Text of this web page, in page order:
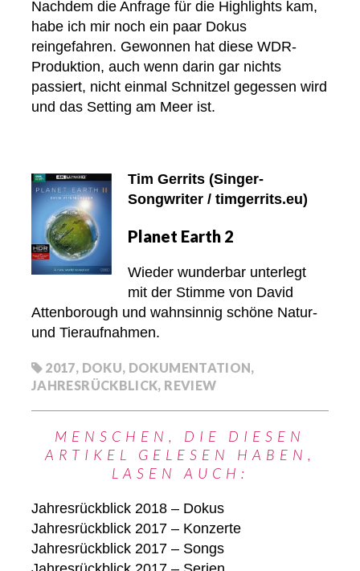
Nachdem die Anfrage für die Highlights kam,
habe ich mir noch ein paar Dokus
reingefahren. Gewonnen hat diese WDR-
Produktion, auch wenn darin gar nichts
passiert, nicht einmal Schnitzel gegessen wird
und das Setting am Meer ist.
Tim Gerrits (Singer-
Songwriter / timgerrits.eu)
Planet Earth 2
Wieder wunderbar unterlegt
mit der Stimme von David
Attenborough und wahnsinnig schöne Natur-
und Tieraufnahmen.
2017, DOKU, DOKUMENTATION,
JAHRESRÜCKBLICK, REVIEW
MENSCHEN, DIE DIESEN
ARTIKEL GELESEN HABEN,
LASEN AUCH:
Jahresrückblick 2018 – Dokus
Jahresrückblick 2017 – Konzerte
Jahresrückblick 2017 – Songs